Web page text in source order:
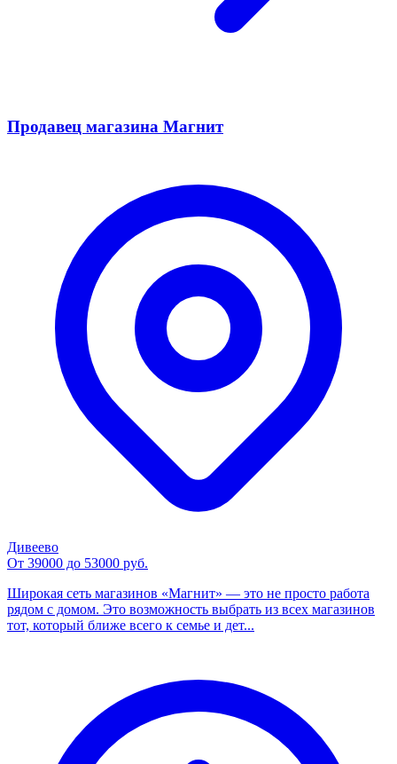
Продавец магазина Магнит
Дивеево
От 39000 до 53000 руб.
Широкая сеть магазинов «Магнит» — это не просто работа
рядом с домом. Это возможность выбрать из всех магазинов
тот, который ближе всего к семье и дет...